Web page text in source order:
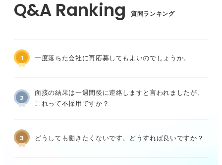
質問ランキング
1 一度落ちた会社に再応募してもよいのでしょうか。
2
面接の結果は一週間後に連絡しますと言われましたが、
これって不採用ですか？
3 どうしても働きたくないです。どうすれば良いですか？